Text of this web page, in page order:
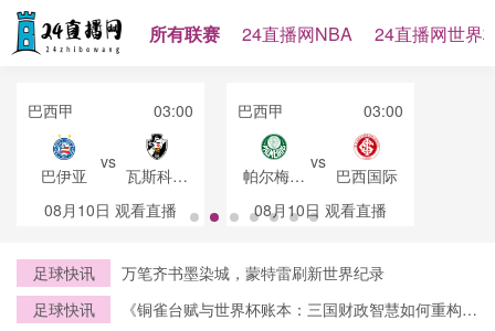
所有联赛 24直播网NBA 24直播网世界
巴西甲 03:00
巴伊亚
vs
瓦斯科达
伽马
08月10日 观看直播
巴西甲 03:00
帕尔梅拉
斯
vs
巴西国际
08月10日 观看直播
足球快讯
万笔齐书墨染城，蒙特雷刷新世界纪录
足球快讯
《铜雀台赋与世界杯账本：三国财政智慧如何重构